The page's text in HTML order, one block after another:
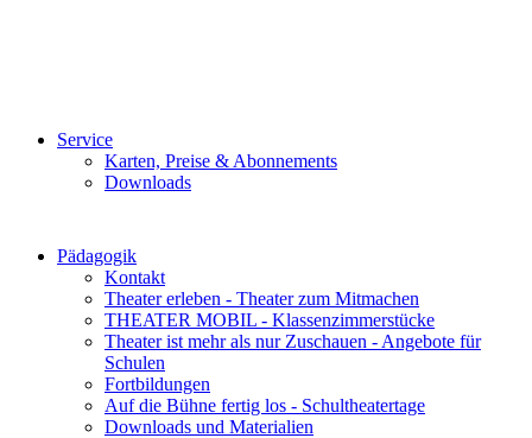
Service
Karten, Preise & Abonnements
Downloads
Pädagogik
Kontakt
Theater erleben - Theater zum Mitmachen
THEATER MOBIL - Klassenzimmerstücke
Theater ist mehr als nur Zuschauen - Angebote für
Schulen
Fortbildungen
Auf die Bühne fertig los - Schultheatertage
Downloads und Materialien